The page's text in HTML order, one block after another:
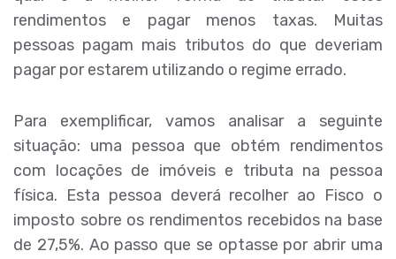
rendimentos e pagar menos taxas. Muitas
pessoas pagam mais tributos do que deveriam
pagar por estarem utilizando o regime errado.
Para exemplificar, vamos analisar a seguinte
situação: uma pessoa que obtém rendimentos
com locações de imóveis e tributa na pessoa
física. Esta pessoa deverá recolher ao Fisco o
imposto sobre os rendimentos recebidos na base
de 27,5%. Ao passo que se optasse por abrir uma